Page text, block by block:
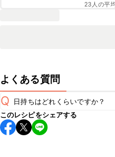
23 人の平
よくある質問
Q 日持ちはどれくらいですか？
保存期間は冷蔵で翌日中が目安
し上がりください。
このレシピをシェアする